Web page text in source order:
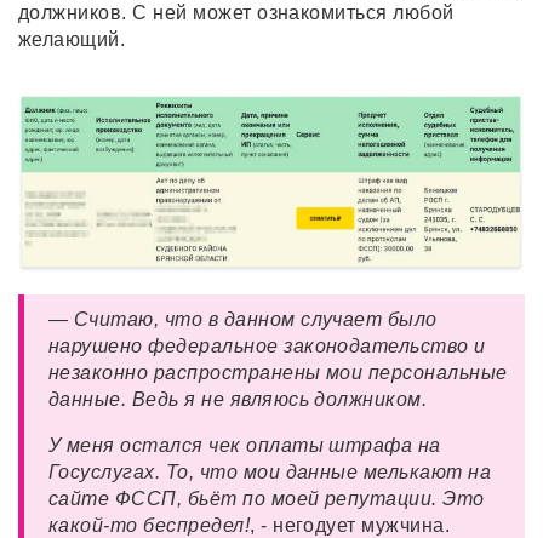
должников. С ней может ознакомиться любой
желающий.
— Считаю, что в данном случает было
нарушено федеральное законодательство и
незаконно распространены мои персональные
данные. Ведь я не являюсь должником.
У меня остался чек оплаты штрафа на
Госуслугах. То, что мои данные мелькают на
сайте ФССП, бьёт по моей репутации. Это
какой-то беспредел!, - негодует мужчина.